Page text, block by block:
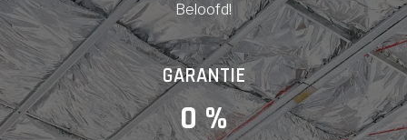
Vorige Volgende
Achternaam
E-mail
Beloofd!
GARANTIE
0 %